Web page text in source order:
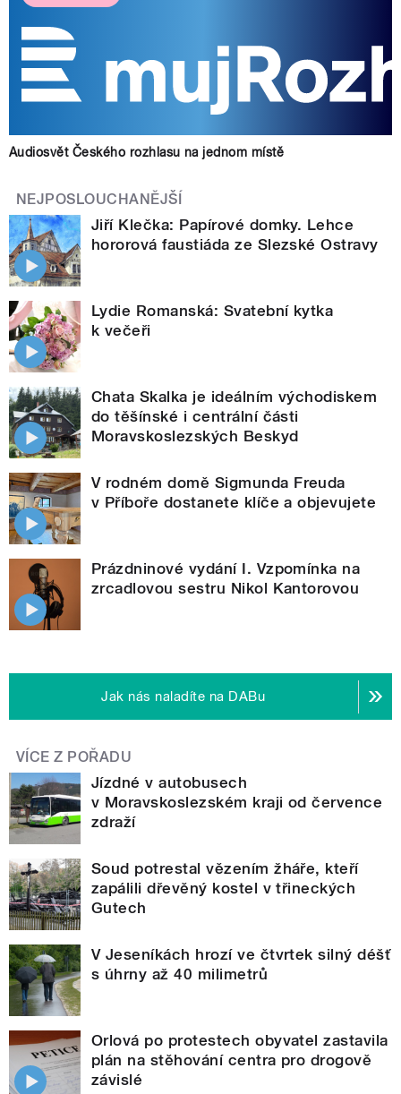
Audiosvět Českého rozhlasu na jednom místě
NEJPOSLOUCHANĚJŠÍ
Jiří Klečka: Papírové domky. Lehce
hororová faustiáda ze Slezské Ostravy
Lydie Romanská: Svatební kytka
k večeři
Chata Skalka je ideálním východiskem
do těšínské i centrální části
Moravskoslezských Beskyd
V rodném domě Sigmunda Freuda
v Příboře dostanete klíče a objevujete
Prázdninové vydání I. Vzpomínka na
zrcadlovou sestru Nikol Kantorovou
Jak nás naladíte na DABu
VÍCE Z POŘADU
Jízdné v autobusech
v Moravskoslezském kraji od července
zdraží
Soud potrestal vězením žháře, kteří
zapálili dřevěný kostel v třineckých
Gutech
V Jeseníkách hrozí ve čtvrtek silný déšť
s úhrny až 40 milimetrů
Orlová po protestech obyvatel zastavila
plán na stěhování centra pro drogově
závislé